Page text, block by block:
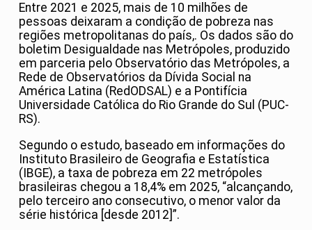
Entre 2021 e 2025, mais de 10 milhões de
pessoas deixaram a condição de pobreza nas
regiões metropolitanas do país,. Os dados são do
boletim Desigualdade nas Metrópoles, produzido
em parceria pelo Observatório das Metrópoles, a
Rede de Observatórios da Dívida Social na
América Latina (RedODSAL) e a Pontifícia
Universidade Católica do Rio Grande do Sul (PUC-
RS).
Segundo o estudo, baseado em informações do
Instituto Brasileiro de Geografia e Estatística
(IBGE), a taxa de pobreza em 22 metrópoles
brasileiras chegou a 18,4% em 2025, “alcançando,
pelo terceiro ano consecutivo, o menor valor da
série histórica [desde 2012]”.